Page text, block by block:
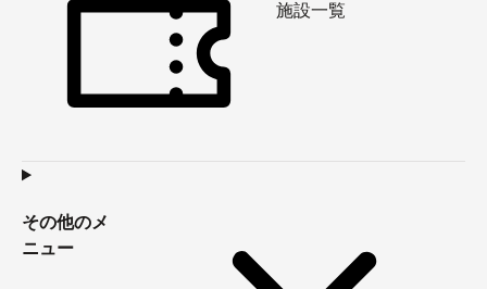
施設一覧
その他のメ
ニュー